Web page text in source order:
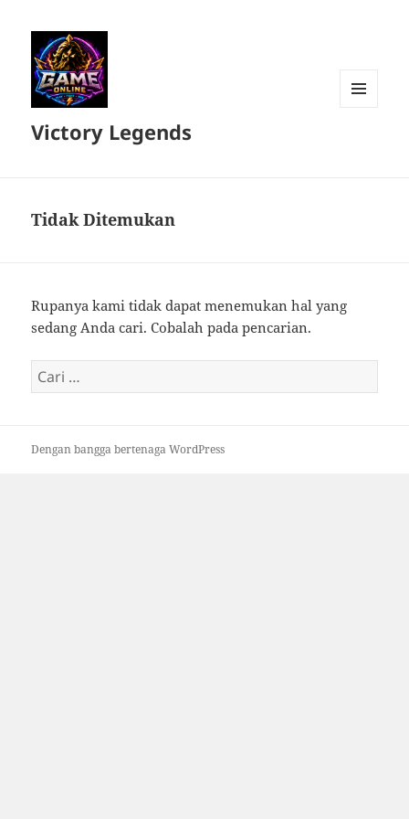
Victory Legends
Tidak Ditemukan
Rupanya kami tidak dapat menemukan hal yang
sedang Anda cari. Cobalah pada pencarian.
Cari
untuk:
Dengan bangga bertenaga WordPress